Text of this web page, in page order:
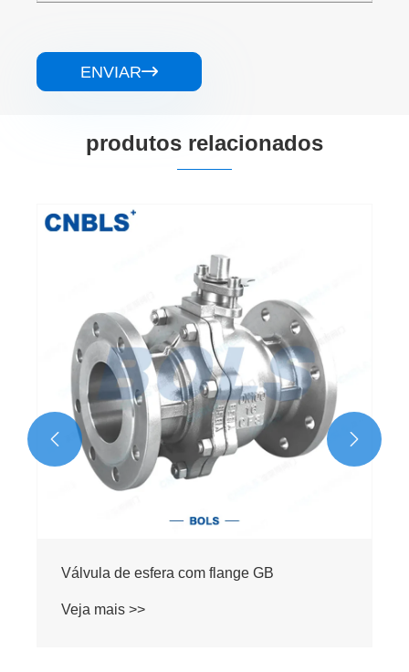
ENVIAR
produtos relacionados
Válvula de esfera com flange GB
Veja mais >>
 